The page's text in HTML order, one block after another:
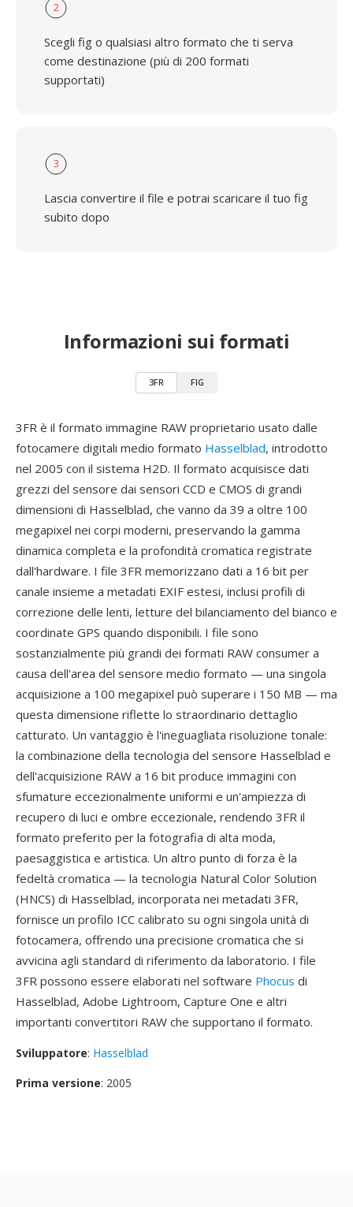
2
Scegli fig o qualsiasi altro formato che ti serva
come destinazione (più di 200 formati
supportati)
3
Lascia convertire il file e potrai scaricare il tuo fig
subito dopo
Informazioni sui formati
3FR FIG
3FR è il formato immagine RAW proprietario usato dalle
fotocamere digitali medio formato Hasselblad, introdotto
nel 2005 con il sistema H2D. Il formato acquisisce dati
grezzi del sensore dai sensori CCD e CMOS di grandi
dimensioni di Hasselblad, che vanno da 39 a oltre 100
megapixel nei corpi moderni, preservando la gamma
dinamica completa e la profondità cromatica registrate
dall'hardware. I file 3FR memorizzano dati a 16 bit per
canale insieme a metadati EXIF estesi, inclusi profili di
correzione delle lenti, letture del bilanciamento del bianco e
coordinate GPS quando disponibili. I file sono
sostanzialmente più grandi dei formati RAW consumer a
causa dell'area del sensore medio formato — una singola
acquisizione a 100 megapixel può superare i 150 MB — ma
questa dimensione riflette lo straordinario dettaglio
catturato. Un vantaggio è l'ineguagliata risoluzione tonale:
la combinazione della tecnologia del sensore Hasselblad e
dell'acquisizione RAW a 16 bit produce immagini con
sfumature eccezionalmente uniformi e un'ampiezza di
recupero di luci e ombre eccezionale, rendendo 3FR il
formato preferito per la fotografia di alta moda,
paesaggistica e artistica. Un altro punto di forza è la
fedeltà cromatica — la tecnologia Natural Color Solution
(HNCS) di Hasselblad, incorporata nei metadati 3FR,
fornisce un profilo ICC calibrato su ogni singola unità di
fotocamera, offrendo una precisione cromatica che si
avvicina agli standard di riferimento da laboratorio. I file
3FR possono essere elaborati nel software Phocus di
Hasselblad, Adobe Lightroom, Capture One e altri
importanti convertitori RAW che supportano il formato.
Sviluppatore: Hasselblad
Prima versione: 2005